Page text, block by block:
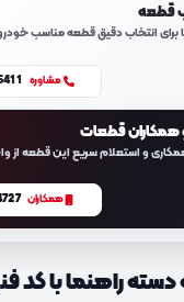
قطعه
برای انتخاب دقیق قطعه مناسب
مشاوره
همکاران قطعات
و استعلام سریع این قطعه از
همکاران
راهنما با کد